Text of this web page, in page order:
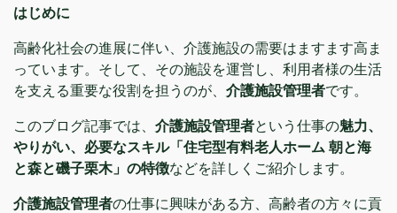
はじめに
高齢化社会の進展に伴い、介護施設の需要はますます高ま
っています。そして、その施設を運営し、利用者様の生活
を支える重要な役割を担うのが、 介護施設管理者です。
このブログ記事では、 介護施設管理者という仕事の魅力、
やりがい、必要なスキル「住宅型有料老人ホーム 朝と海
と森と磯子栗木」の特徴などを詳しくご紹介します。
介護施設管理者の仕事に興味がある方、高齢者の方々に貢